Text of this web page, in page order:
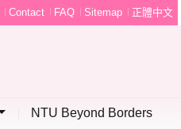
Contact FAQ Sitemap 正體中文
NTU Beyond Borders